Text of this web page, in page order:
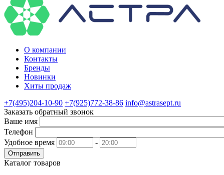
О компании
Контакты
Бренды
Новинки
Хиты продаж
+7(495)204-10-90 +7(925)772-38-86 info@astrasept.ru
Заказать обратный звонок
Ваше имя
Телефон
Удобное время
-
Отправить
Каталог товаров